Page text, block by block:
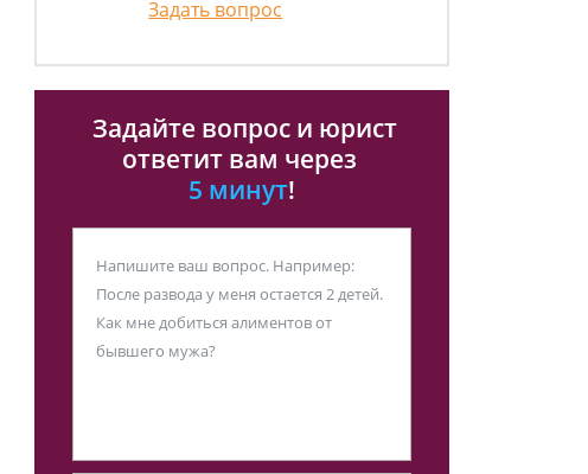
Задать вопрос
Задайте вопрос и юрист
ответит вам через
5 минут!